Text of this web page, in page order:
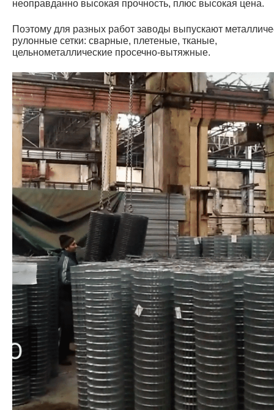
неоправданно высокая прочность, плюс высокая цена.
Поэтому для разных работ заводы выпускают
рулонные сетки: сварные, плетеные, тканые,
цельнометаллические просечно-вытяжные.